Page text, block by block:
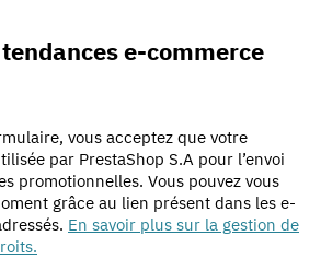
e-commerce
vous acceptez que votre
par PrestaShop S.A pour l’envoi
promotionnelles. Vous pouvez vous
grâce au lien présent dans les e-
En savoir plus sur la gestion de